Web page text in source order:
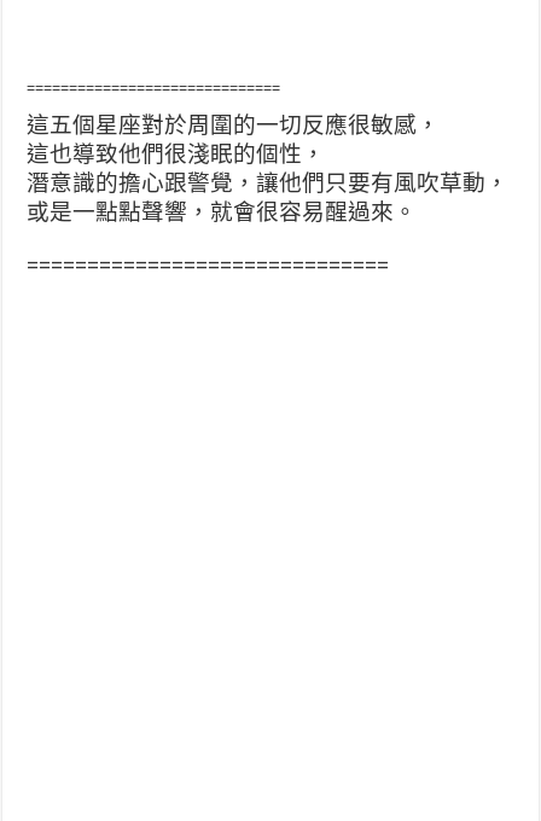
==============================
這五個星座對於周圍的一切反應很敏感，
這也導致他們很淺眠的個性，
潛意識的擔心跟警覺，讓他們只要有風吹草動，
或是一點點聲響，就會很容易醒過來。
==============================